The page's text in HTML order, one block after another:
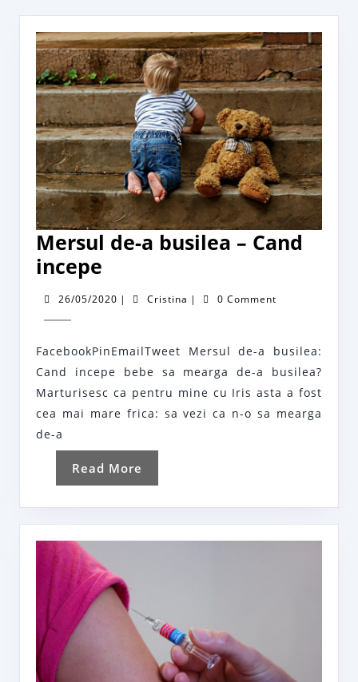
Mersul de-a busilea – Cand
incepe
de-
–
Cand
incepe
26/05/2020 26/05/2020
| Cristina Cristina
| 0 Comment
FacebookPinEmailTweet Mersul de-a busilea:
Cand incepe bebe sa mearga de-a busilea?
Marturisesc ca pentru mine cu Iris asta a fost
cea mai mare frica: sa vezi ca n-o sa mearga
de-a
Read More
More